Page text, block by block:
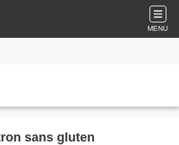
MENU
sans gluten